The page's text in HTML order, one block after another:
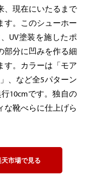
、現在にいたるまで
す。このシューホー
UV塗装を施したポ
部分に凹みを作る細
す。カラーは「モア
、など全5パターン
10cmです。独自の
な靴べらに仕上げら
天市場で見る